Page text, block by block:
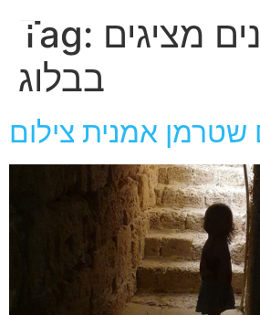
Tag: מציגים
בבלוג
שטרמן אמנית צילום